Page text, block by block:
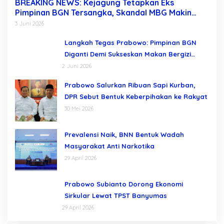
BREAKING NEWS: Kejagung Tetapkan Eks
Pimpinan BGN Tersangka, Skandal MBG Makin
Terkuak Usai Dadan Hindayana Dicopot
3 Juni 2026
Langkah Tegas Prabowo: Pimpinan BGN
Diganti Demi Sukseskan Makan Bergizi
Gratis
2 Juni 2026
Prabowo Salurkan Ribuan Sapi Kurban,
DPR Sebut Bentuk Keberpihakan ke Rakyat
30 Mei 2026
Prevalensi Naik, BNN Bentuk Wadah
Masyarakat Anti Narkotika
29 April 2026
Prabowo Subianto Dorong Ekonomi
Sirkular Lewat TPST Banyumas
29 April 2026